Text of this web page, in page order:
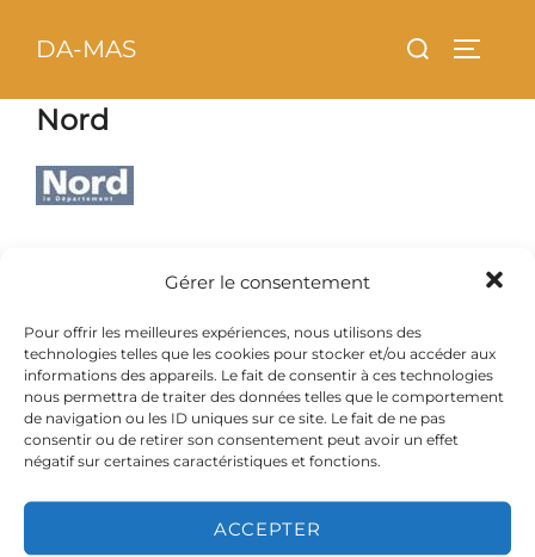
Gérer le consentement
Pour offrir les meilleures expériences, nous utilisons des
technologies telles que les cookies pour stocker et/ou accéder aux
informations des appareils. Le fait de consentir à ces technologies
nous permettra de traiter des données telles que le comportement
de navigation ou les ID uniques sur ce site. Le fait de ne pas
consentir ou de retirer son consentement peut avoir un effet
négatif sur certaines caractéristiques et fonctions.
ACCEPTER
DA-MAS Rechercher :
Nord
Inspiro ThemeparWPZOOM